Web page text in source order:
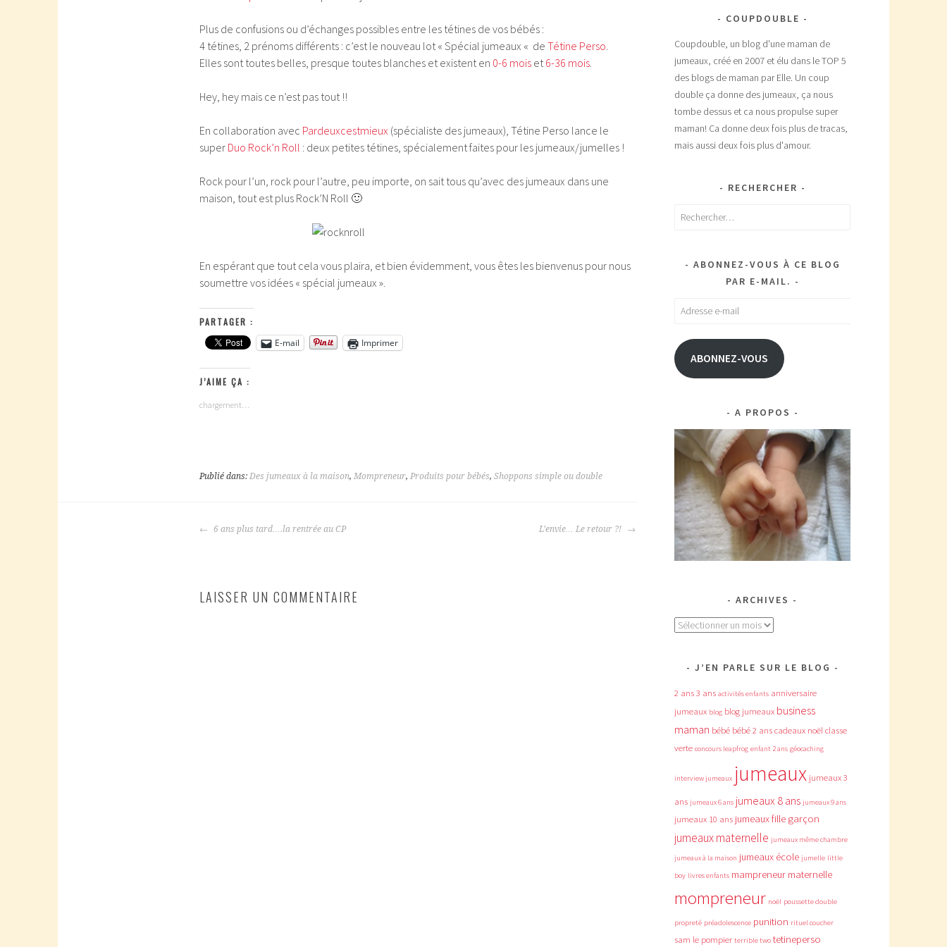
Plus de confusions ou d’échanges possibles entre les tétines de vos bébés :
4 tétines, 2 prénoms différents : c’est le nouveau lot « Spécial jumeaux « de Tétine Perso.
Elles sont toutes belles, presque toutes blanches et existent en 0-6 mois et6-36 mois.
Hey, hey mais ce n’est pas tout !!
En collaboration avec Pardeuxcestmieux (spécialiste des jumeaux), Tétine Perso lance le
super Duo Rock’n Roll : deux petites tétines, spécialement faites pour les jumeaux/jumelles !
Rock pour l’un, rock pour l’autre, peu importe, on sait tous qu’avec des jumeaux dans une
maison, tout est plus Rock’N Roll 🙂
En espérant que tout cela vous plaira, et bien évidemment, vous êtes les bienvenus pour nous
soumettre vos idées « spécial jumeaux ».
PARTAGER :
E-mail
Imprimer
J’AIME ÇA :
chargement…
Publié dans: Des jumeaux à la maison, Mompreneur, Produits pour bébés, Shoppons simple ou double
NAVIGATION
6 ans plus tard….la rentrée au CP L’envie… Le retour ?!
LAISSER UN COMMENTAIRE
COUPDOUBLE
Coupdouble, un blog d'une maman de
jumeaux, créé en 2007 et élu dans le TOP 5
des blogs de maman par Elle. Un coup
double ça donne des jumeaux, ça nous
tombe dessus et ca nous propulse super
maman! Ca donne deux fois plus de tracas,
mais aussi deux fois plus d'amour.
RECHERCHER
Rechercher :
ABONNEZ-VOUS À CE BLOG
PAR E-MAIL.
Adresse
mail
ABONNEZ-VOUS
A PROPOS
ARCHIVES
Archives
J’EN PARLE SUR LE BLOG
2 ans3 ans activités enfants anniversaire
jumeaux blog blog jumeaux business
maman bébé bébé 2 anscadeaux noëlclasse
verte concours leapfrog enfant 2 ans géocaching
interview jumeaux jumeaux jumeaux 3
ans jumeaux 6 ans jumeaux 8 ans jumeaux 9 ans
jumeaux 10 ans jumeaux fille garçon
jumeaux maternelle jumeaux même chambre
jumeaux à la maison jumeaux école jumelle little
boy livres enfants mampreneur maternelle
mompreneur noël poussette double
propreté préadolescence punition rituel coucher
sam le pompier terrible two tetineperso